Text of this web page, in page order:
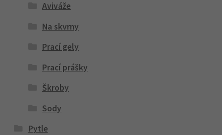
Aviváže
Na skvrny
Prací gely
Prací prášky
Škroby
Sody
Pytle